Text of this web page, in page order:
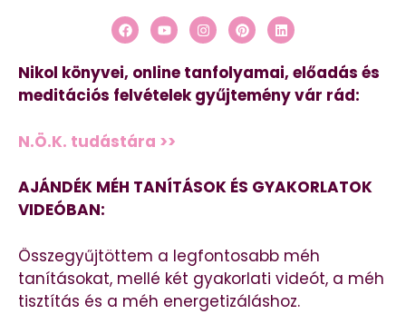
Nikol könyvei, online tanfolyamai, előadás és
meditációs felvételek gyűjtemény vár rád:
N.Ö.K. tudástára >>
AJÁNDÉK MÉH TANÍTÁSOK ÉS GYAKORLATOK
VIDEÓBAN:
Összegyűjtöttem a legfontosabb méh
tanításokat, mellé két gyakorlati videót, a méh
tisztítás és a méh energetizáláshoz.